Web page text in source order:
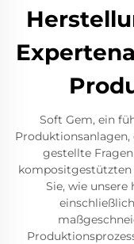
Soft Gem, ein
gestellte
kompositgestützten
Sie, wie